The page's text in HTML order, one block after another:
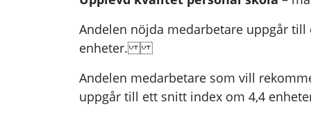
Andelen nöjda medarbetare uppgår
enheter.
Andelen medarbetare som vill
uppgår till ett snitt index om 4,4